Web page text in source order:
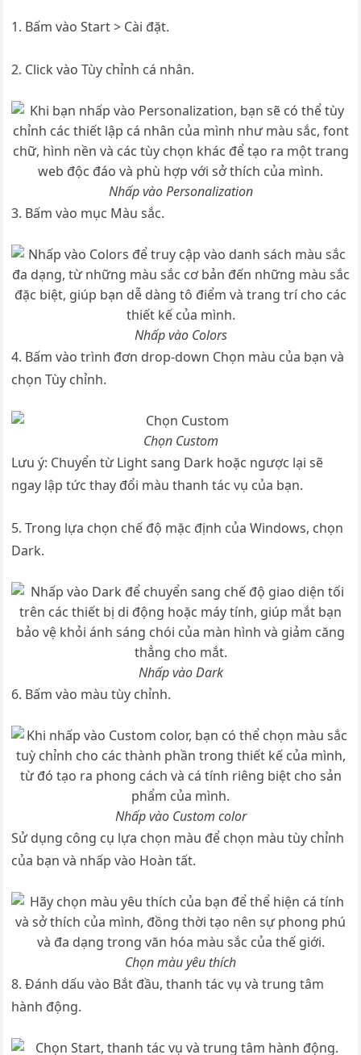
1. Bấm vào Start > Cài đặt.
2. Click vào Tùy chỉnh cá nhân.
Nhấp vào Personalization
3. Bấm vào mục Màu sắc.
Nhấp vào Colors
4. Bấm vào trình đơn drop-down Chọn màu của bạn và
chọn Tùy chỉnh.
Chọn Custom
Lưu ý: Chuyển từ Light sang Dark hoặc ngược lại sẽ
ngay lập tức thay đổi màu thanh tác vụ của bạn.
5. Trong lựa chọn chế độ mặc định của Windows, chọn
Dark.
Nhấp vào Dark
6. Bấm vào màu tùy chỉnh.
Nhấp vào Custom color
Sử dụng công cụ lựa chọn màu để chọn màu tùy chỉnh
của bạn và nhấp vào Hoàn tất.
Chọn màu yêu thích
8. Đánh dấu vào Bắt đầu, thanh tác vụ và trung tâm
hành động.